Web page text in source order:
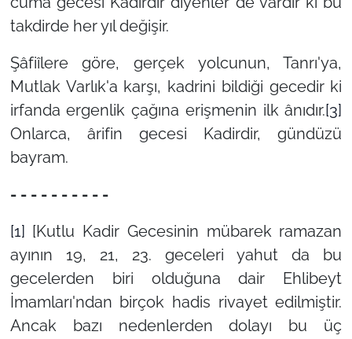
takdirde her yıl değişir.
Şâfiîlere göre, gerçek yolcunun, Tanrı'ya,
Mutlak Varlık'a karşı, kadrini bildiği gecedir ki
irfanda ergenlik çağına erişmenin ilk ânıdır.[3]
Onlarca, ârifin gecesi Kadirdir, gündüzü
bayram.
- - - - - - - - - -
[1] [Kutlu Kadir Gecesinin mübarek ramazan
ayının 19, 21, 23. geceleri yahut da bu
gecelerden biri olduğuna dair Ehlibeyt
İmamları'ndan birçok hadis rivayet edilmiştir.
Ancak bazı nedenlerden dolayı bu üç